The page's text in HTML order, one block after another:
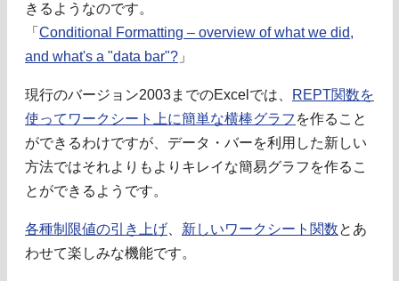
きるようなのです。
「 Conditional Formatting – overview of what we did,
and what's a "data bar"? 」
現行のバージョン2003までのExcelでは、
REPT関数を
使ってワークシート上に簡単な横棒グラフ を作ること
ができるわけですが、データ・バーを利用した新しい
方法ではそれよりもよりキレイな簡易グラフを作るこ
とができるようです。
各種制限値の引き上げ、 新しいワークシート関数とあ
わせて楽しみな機能です。